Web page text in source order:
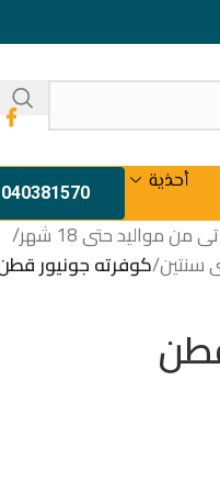
أحذية
من مواليد حتى 18 شهر
/
سنتين/كوفرته جونيور